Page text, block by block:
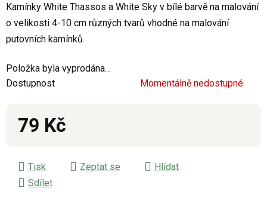
je
0,0
z
hvězdiček.
Kamínky White Thassos a White Sky v bílé barvě na malování
o velikosti 4-10 cm různých tvarů vhodné na malování
putovních kamínků.
Položka byla vyprodána…
Dostupnost
Momentálně nedostupné
79 Kč
Tisk Zeptat se
Hlídat
Sdílet